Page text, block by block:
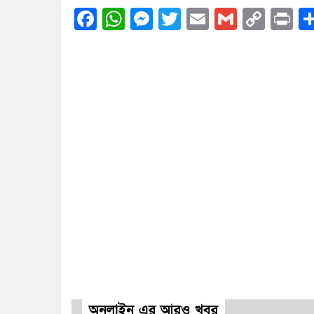
Facebook
WhatsApp
Messenger
Twitter
EmailGmail
অনলাইন এর আরও খবর